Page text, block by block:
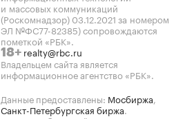
и массовых коммуникаций
(Роскомнадзор) 03.12.2021 за номером
ЭЛ №ФС77-82385) сопровождаются
пометкой «РБК».
18+ realty@rbc.ru
Владельцем сайта является
информационное агентство «РБК».
Данные предоставлены: Мосбиржа,
Санкт-Петербургская биржа.